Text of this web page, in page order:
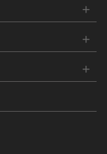
+
+
+